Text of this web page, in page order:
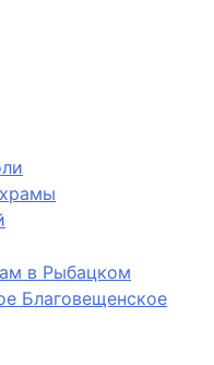
в Рыбацком
Благовещенское